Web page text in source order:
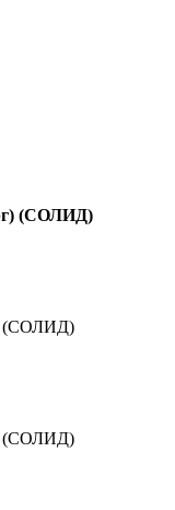
(СОЛИД)
(СОЛИД)
(СОЛИД)